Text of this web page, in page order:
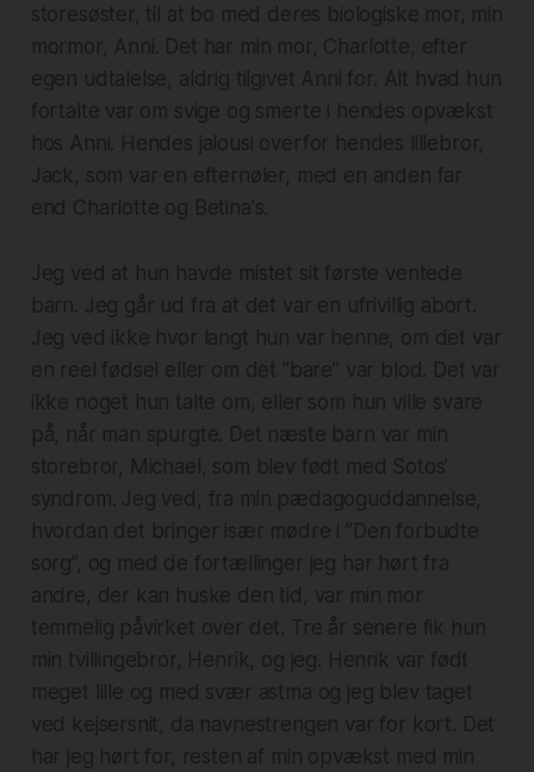
storesøster, til at bo med deres biologiske mor, min
mormor, Anni. Det har min mor, Charlotte, efter
egen udtalelse, aldrig tilgivet Anni for. Alt hvad hun
fortalte var om svige og smerte i hendes opvækst
hos Anni. Hendes jalousi overfor hendes lillebror,
Jack, som var en efternøler, med en anden far
end Charlotte og Betina's.
Jeg ved at hun havde mistet sit første ventede
barn. Jeg går ud fra at det var en ufrivillig abort.
Jeg ved ikke hvor langt hun var henne, om det var
en reel fødsel eller om det ”bare” var blod. Det var
ikke noget hun talte om, eller som hun ville svare
på, når man spurgte. Det næste barn var min
storebror, Michael, som blev født med Sotos’
syndrom. Jeg ved, fra min pædagoguddannelse,
hvordan det bringer især mødre i ”Den forbudte
sorg”, og med de fortællinger jeg har hørt fra
andre, der kan huske den tid, var min mor
temmelig påvirket over det. Tre år senere fik hun
min tvillingebror, Henrik, og jeg. Henrik var født
meget lille og med svær astma og jeg blev taget
ved kejsersnit, da navnestrengen var for kort. Det
har jeg hørt for, resten af min opvækst med min